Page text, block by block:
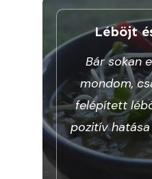
Léböjt
Bár sokan
mondom,
felépített
pozitív